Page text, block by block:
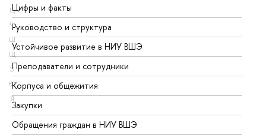
Ц
Ч
Ш
Щ
Э
Ю
Я
Цифры и факты
Руководство и структура
Устойчивое развитие в НИУ ВШЭ
Преподаватели и сотрудники
Корпуса и общежития
Закупки
Обращения граждан в НИУ ВШЭ